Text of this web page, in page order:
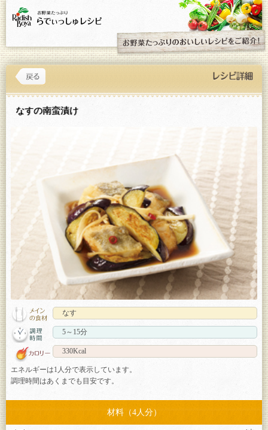
なすの南蛮漬け
なす
5～15分
330Kcal
エネルギーは1人分で表示しています。
調理時間はあくまでも目安です。
材料（4人分）